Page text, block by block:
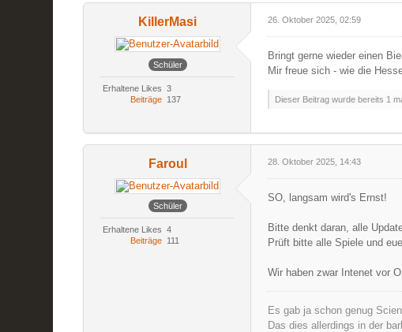
KillerMasi
Schüler
Erhaltene Likes 3
Beiträge 137
26. Oktober 2025, 02:59
Bringt gerne wieder einen
Mir freue sich - wie die
Dieser Beitrag wurde bereits 1
Faroul
Schüler
Erhaltene Likes 4
Beiträge 111
28. Oktober 2025, 14:43
SO, langsam wird's Ernst!
Bitte denkt daran, alle
Prüft bitte alle Spiele und
Wir haben zwar Intenet vor
Es gab ja schon genug
Das dies allerdings in der